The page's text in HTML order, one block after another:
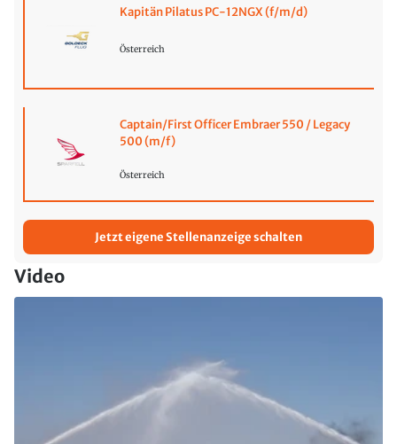
Kapitän Pilatus PC-12NGX (f/m/d)
Österreich
Captain/First Officer Embraer 550 / Legacy
500 (m/f)
Österreich
Jetzt eigene Stellenanzeige schalten
Video